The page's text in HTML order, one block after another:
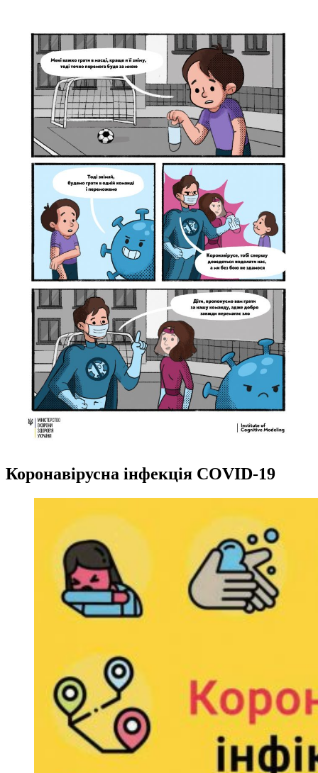
Коронавірусна інфекція COVID-19